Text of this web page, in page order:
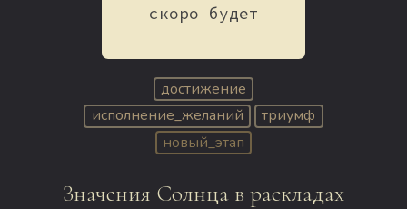
скоро будет
достижение
исполнение_желаний
триумф
новый_этап
Значения Солнца в раскладах